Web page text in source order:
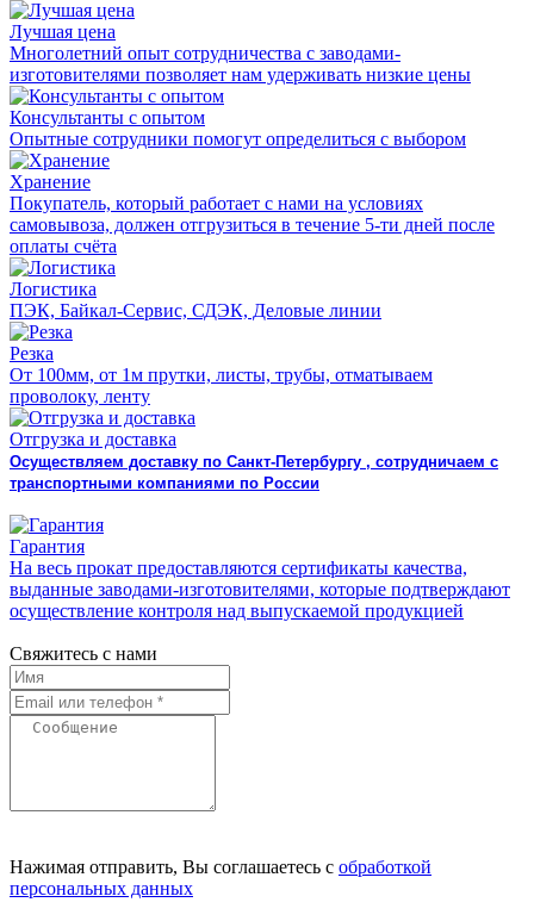
Лучшая цена
Многолетний опыт сотрудничества с заводами-
изготовителями позволяет нам удерживать низкие цены
Консультанты с опытом
Опытные сотрудники помогут определиться с выбором
Хранение
Покупатель, который работает с нами на условиях
самовывоза, должен отгрузиться в течение 5-ти дней после
оплаты счёта
Логистика
ПЭК, Байкал-Сервис, СДЭК, Деловые линии
Резка
От 100мм, от 1м прутки, листы, трубы, отматываем
проволоку, ленту
Отгрузка и доставка
Осуществляем доставку по Санкт-Петербургу , сотрудничаем с
транспортными компаниями по России
Гарантия
На весь прокат предоставляются сертификаты качества,
выданные заводами-изготовителями, которые подтверждают
осуществление контроля над выпускаемой продукцией
Свяжитесь с нами
Нажимая отправить, Вы соглашаетесь с обработкой
персональных данных